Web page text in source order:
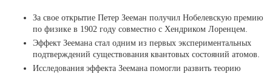
За свое открытие Петер Зееман получил Нобелевскую премию
по физике в 1902 году совместно с Хендриком Лоренцем.
Эффект Зеемана стал одним из первых экспериментальных
подтверждений существования квантовых состояний атомов.
Исследования эффекта Зеемана помогли развить теорию